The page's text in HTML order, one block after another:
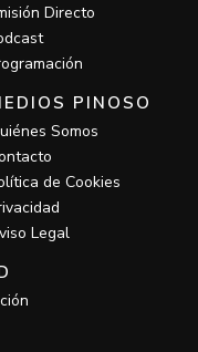
Directo
PINOSO
Somos
de Cookies
Legal